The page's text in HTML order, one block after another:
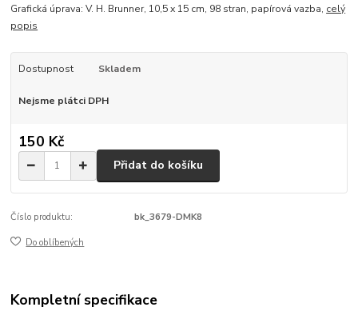
Grafická úprava: V. H. Brunner, 10,5 x 15 cm, 98 stran, papírová vazba, celý
popis
Dostupnost Skladem
Nejsme plátci DPH
150 Kč
Přidat do košíku
Číslo produktu: bk_3679-DMK8
Do oblíbených
Kompletní specifikace